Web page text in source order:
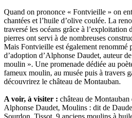
Quand on prononce « Fontvieille » on
chantées et l’huile d’olive coulée. La
traversé les océans grâce à l’exploitation
pierres ont servi à de nombreuses
Mais Fontvieille est également renommé
d’adoption d’Alphonse Daudet, auteur
moulin ». Une promenade dédiée au
fameux moulin, au musée puis à travers
découvrirez le château de Montauban.
A voir, à visiter : château de
Alphonse Daudet, Moulins : dit de
Sourdon, Tissot, 9 anciens moulins à